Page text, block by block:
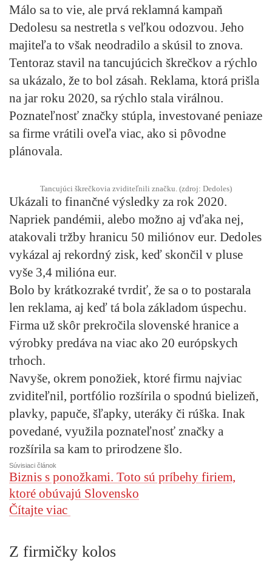
Málo sa to vie, ale prvá reklamná kampaň
Dedolesu sa nestretla s veľkou odozvou. Jeho
majiteľa to však neodradilo a skúsil to znova.
Tentoraz stavil na tancujúcich škrečkov a rýchlo
sa ukázalo, že to bol zásah. Reklama, ktorá prišla
na jar roku 2020, sa rýchlo stala virálnou.
Poznateľnosť značky stúpla, investované peniaze
sa firme vrátili oveľa viac, ako si pôvodne
plánovala.
Tancujúci škrečkovia zviditeľnili značku. (zdroj: Dedoles)
Ukázali to finančné výsledky za rok 2020.
Napriek pandémii, alebo možno aj vďaka nej,
atakovali tržby hranicu 50 miliónov eur. Dedoles
vykázal aj rekordný zisk, keď skončil v pluse
vyše 3,4 milióna eur.
Bolo by krátkozraké tvrdiť, že sa o to postarala
len reklama, aj keď tá bola základom úspechu.
Firma už skôr prekročila slovenské hranice a
výrobky predáva na viac ako 20 európskych
trhoch.
Navyše, okrem ponožiek, ktoré firmu najviac
zviditeľnil, portfólio rozšírila o spodnú bielizeň,
plavky, papuče, šľapky, uteráky či rúška. Inak
povedané, využila poznateľnosť značky a
rozšírila sa kam to prirodzene šlo.
Súvisiaci článok
Biznis s ponožkami. Toto sú príbehy firiem,
ktoré obúvajú Slovensko
Čítajte viac
Z firmičky kolos